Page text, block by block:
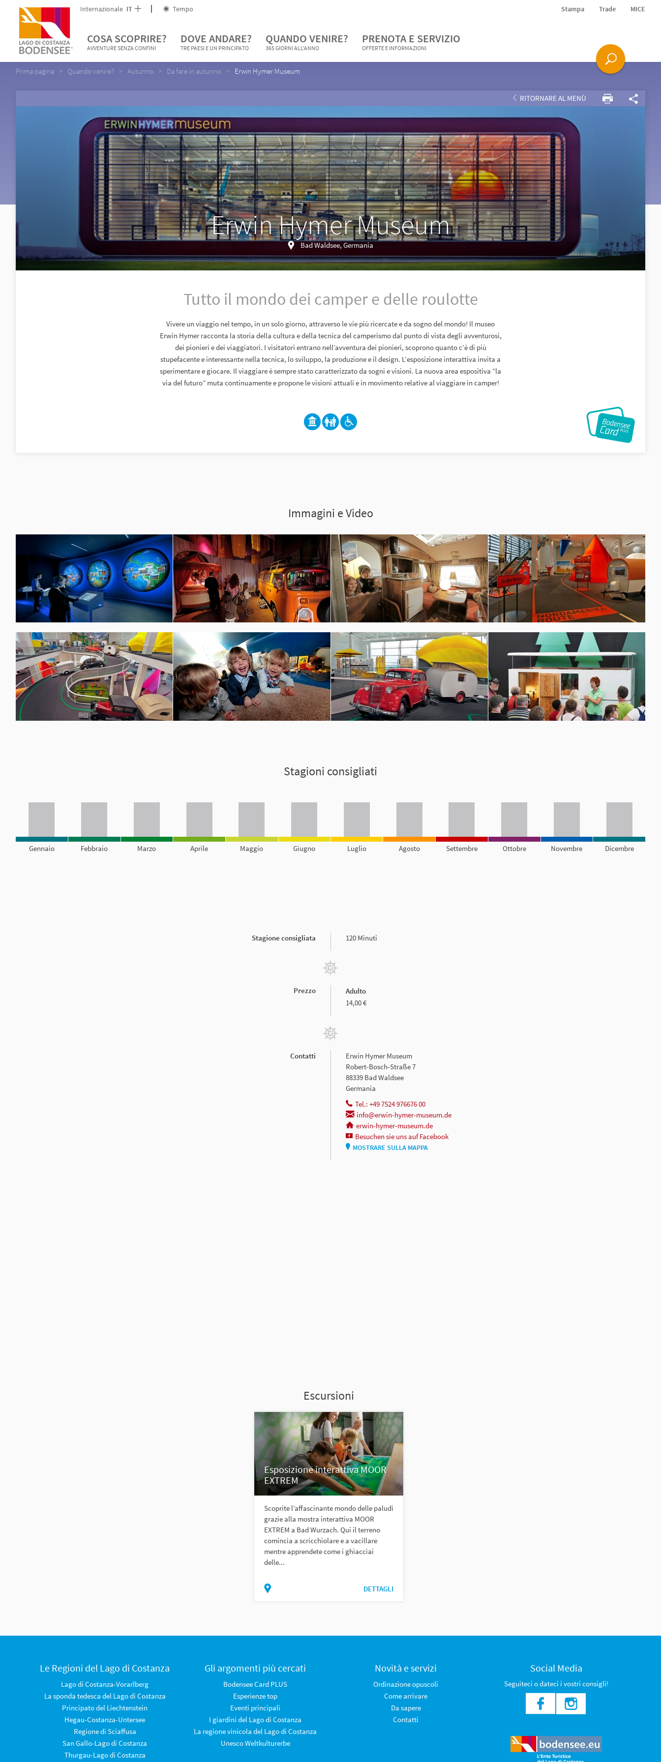
Internazionale IT Tempo Stampa Trade MICE
COSA SCOPRIRE?
AVVENTURE SENZA CONFINI
DOVE ANDARE?
TRE PAESI E UN PRINCIPATO
QUANDO VENIRE?
365 GIORNI ALL'ANNO
PRENOTA E SERVIZIO
OFFERTE E INFORMAZIONI
Prima pagina Quando venire? Autunno Da fare in autunno Erwin Hymer Museum
RITORNARE AL MENÙ
Erwin Hymer Museum
Bad Waldsee, Germania
Tutto il mondo dei camper e delle roulotte
Vivere un viaggio nel tempo, in un solo giorno, attraverso le vie più ricercate e da sogno del mondo! Il museo
Erwin Hymer racconta la storia della cultura e della tecnica del camperismo dal punto di vista degli avventurosi,
dei pionieri e dei viaggiatori. I visitatori entrano nell’avventura dei pionieri, scoprono quanto c’è di più
stupefacente e interessante nella tecnica, lo sviluppo, la produzione e il design. L’esposizione interattiva invita a
sperimentare e giocare. Il viaggiare è sempre stato caratterizzato da sogni e visioni. La nuova area espositiva “la
via del futuro” muta continuamente e propone le visioni attuali e in movimento relative al viaggiare in camper!
Immagini e Video
Stagioni consigliati
Gennaio Febbraio Marzo Aprile Maggio Giugno Luglio Agosto Settembre Ottobre Novembre Dicembre
Stagione consigliata 120 Minuti
Prezzo
Adulto
14,00 €
Contatti
Erwin Hymer Museum
Robert-Bosch-Straße 7
88339 Bad Waldsee
Germania
Tel.: +49 7524 976676 00
info@erwin-hymer-museum.de
erwin-hymer-museum.de
Besuchen sie uns auf Facebook
MOSTRARE SULLA MAPPA
Escursioni
Esposizione interattiva MOOR
EXTREM
Scoprite l’affascinante mondo delle paludi
grazie alla mostra interattiva MOOR
EXTREM a Bad Wurzach. Qui il terreno
comincia a scricchiolare e a vacillare
mentre apprendete come i ghiacciai
delle...
DETTAGLI
Le Regioni del Lago di Costanza
Lago di Costanza-Vorarlberg
La sponda tedesca del Lago di Costanza
Principato del Liechtenstein
Hegau-Costanza-Untersee
Regione di Sciaffusa
San Gallo-Lago di Costanza
Thurgau-Lago di Costanza
Gli argomenti più cercati
Bodensee Card PLUS
Esperienze top
Eventi principali
I giardini del Lago di Costanza
La regione vinicola del Lago di Costanza
Unesco Weltkulturerbe
Novità e servizi
Ordinazione opuscoli
Come arrivare
Da sapere
Contatti
Social Media
Seguiteci o dateci i vostri consigli!